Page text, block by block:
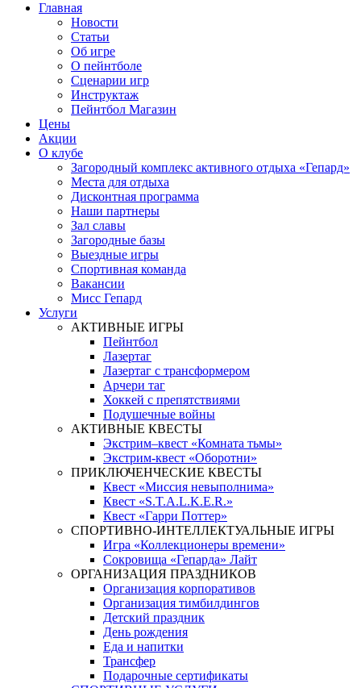
Главная
Новости
Статьи
Об игре
О пейнтболе
Сценарии игр
Инструктаж
Пейнтбол Магазин
Цены
Акции
О клубе
Загородный комплекс активного отдыха «Гепард»
Места для отдыха
Дисконтная программа
Наши партнеры
Зал славы
Загородные базы
Выездные игры
Спортивная команда
Вакансии
Мисс Гепард
Услуги
АКТИВНЫЕ ИГРЫ
Пейнтбол
Лазертаг
Лазертаг с трансформером
Арчери таг
Хоккей с препятствиями
Подушечные войны
АКТИВНЫЕ КВЕСТЫ
Экстрим–квест «Комната тьмы»
Экстрим-квест «Оборотни»
ПРИКЛЮЧЕНЧЕСКИЕ КВЕСТЫ
Квест «Миссия невыполнима»
Квест «S.T.A.L.K.E.R.»
Квест «Гарри Поттер»
СПОРТИВНО-ИНТЕЛЛЕКТУАЛЬНЫЕ ИГРЫ
Игра «Коллекционеры времени»
Сокровища «Гепарда» Лайт
ОРГАНИЗАЦИЯ ПРАЗДНИКОВ
Организация корпоративов
Организация тимбилдингов
Детский праздник
День рождения
Еда и напитки
Трансфер
Подарочные сертификаты